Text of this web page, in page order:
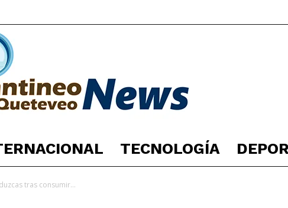
España
TECNOLOGÍA
tras consumir...